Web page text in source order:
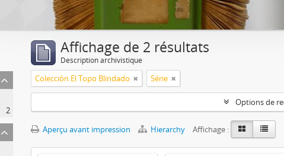
2
Affichage de 2 résultats
Description archivistique
Colección El Topo Blindado Série
Options de
Aperçu avant impression Hierarchy Affichage :